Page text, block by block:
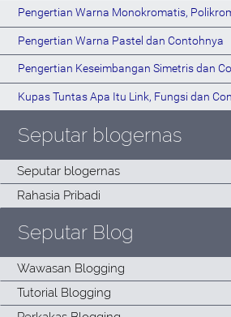
Pengertian Warna Monokromatis,
Pengertian Warna Pastel dan Contohnya
Pengertian Keseimbangan Simetris dan
Kupas Tuntas Apa Itu Link, Fungsi dan
Seputar blogernas
Seputar Blog